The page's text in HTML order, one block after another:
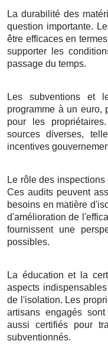
La durabilité des
question importante.
être efficaces en
supporter les
passage du temps.
Les subventions et
programme à un euro,
pour les
sources diverses,
incentives
Le rôle des
Ces audits peuvent
besoins en matière
d'amélioration de
fournissent une
possibles.
La éducation et la
aspects
de l'isolation. Les
artisans engagés
aussi certifiés pour
subventionnés.